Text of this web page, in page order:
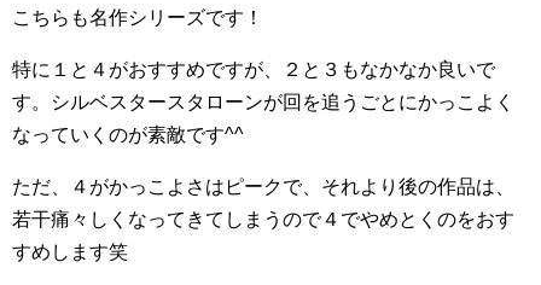
こちらも名作シリーズです！
特に１と４がおすすめですが、２と３もなかなか良いで
す。シルベスタースタローンが回を追うごとにかっこよく
なっていくのが素敵です^^
ただ、４がかっこよさはピークで、それより後の作品は、
若干痛々しくなってきてしまうので４でやめとくのをおす
すめします笑